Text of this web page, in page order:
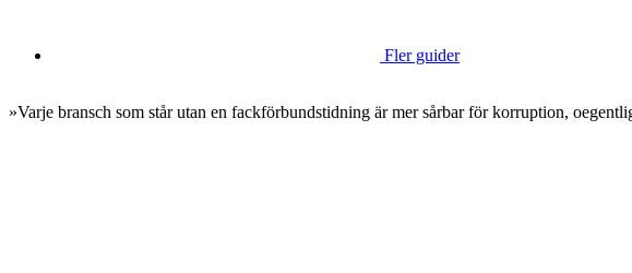
Fler guider
»Varje bransch som står utan en fackförbundstidning är mer sårbar för korruption,